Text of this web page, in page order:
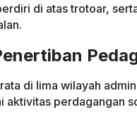
di atas trotoar,
di lima wilayah
aktivitas perdagangan